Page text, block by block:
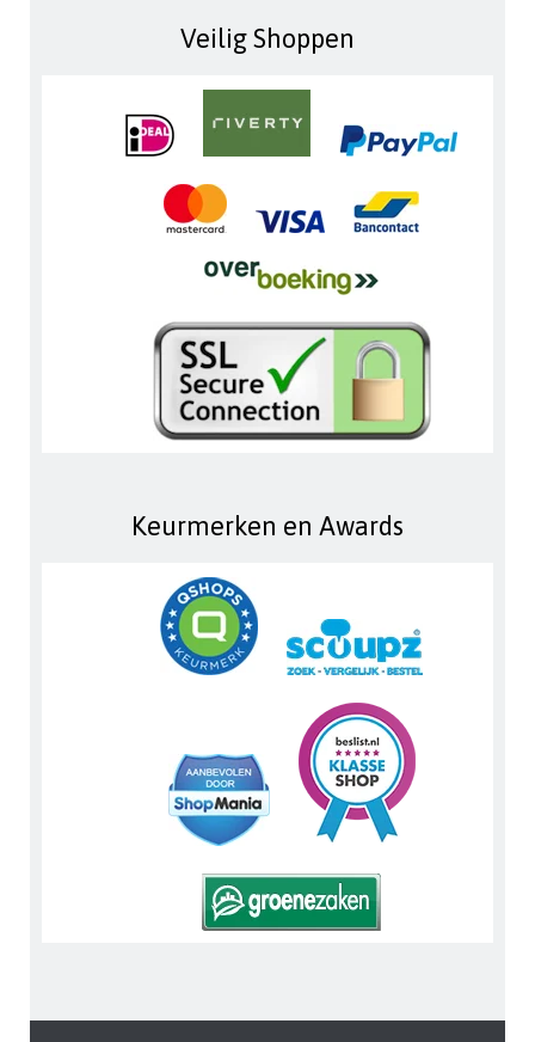
Veilig Shoppen
Keurmerken en Awards